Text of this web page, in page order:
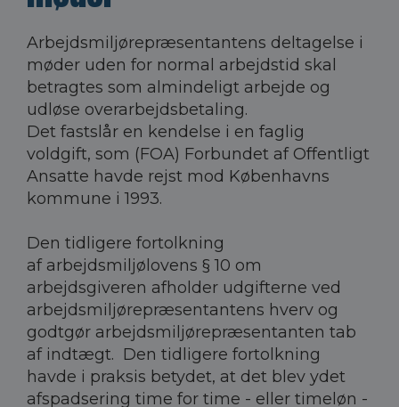
Arbejdsmiljørepræsentantens deltagelse i
møder uden for normal arbejdstid skal
betragtes som almindeligt arbejde og
udløse overarbejdsbetaling.
Det fastslår en kendelse i en faglig
voldgift, som (FOA) Forbundet af Offentligt
Ansatte havde rejst mod Københavns
kommune i 1993.
Den tidligere fortolkning
af arbejdsmiljølovens § 10 om
arbejdsgiveren afholder udgifterne ved
arbejdsmiljørepræsentantens hverv og
godtgør arbejdsmiljørepræsentanten tab
af indtægt. Den tidligere fortolkning
havde i praksis betydet, at det blev ydet
afspadsering time for time - eller timeløn -